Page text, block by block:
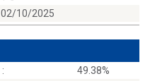
02/10/2025
:
49.38%